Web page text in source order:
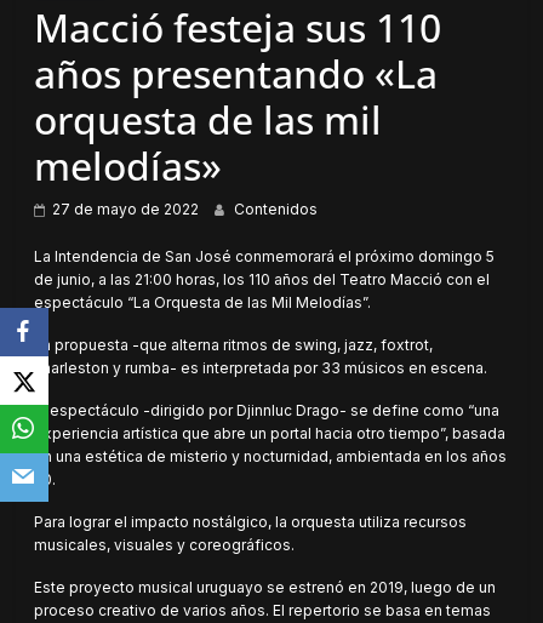
Macció festeja sus 110
años presentando «La
orquesta de las mil
melodías»
27 de mayo de 2022 Contenidos
La Intendencia de San José conmemorará el próximo domingo 5
de junio, a las 21:00 horas, los 110 años del Teatro Macció con el
espectáculo “La Orquesta de las Mil Melodías”.
La propuesta -que alterna ritmos de swing, jazz, foxtrot,
charleston y rumba- es interpretada por 33 músicos en escena.
El espectáculo -dirigido por Djinnluc Drago- se define como “una
experiencia artística que abre un portal hacia otro tiempo”, basada
en una estética de misterio y nocturnidad, ambientada en los años
20.
Para lograr el impacto nostálgico, la orquesta utiliza recursos
musicales, visuales y coreográficos.
Este proyecto musical uruguayo se estrenó en 2019, luego de un
proceso creativo de varios años. El repertorio se basa en temas